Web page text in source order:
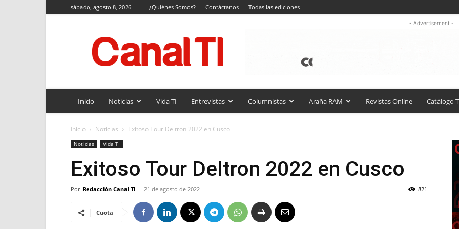
sábado, agosto 8, 2026 ¿Quiénes Somos? Contáctanos Todas las ediciones
TI
- Advertisement -
Inicio Noticias Vida TI Entrevistas Columnistas Araña RAM Revistas Online Catálogo
Inicio Noticias Exitoso Tour Deltron 2022 en Cusco
Noticias Vida TI
Exitoso Tour Deltron 2022 en Cusco
Por Redacción Canal TI - 21 de agosto de 2022 821
Cuota